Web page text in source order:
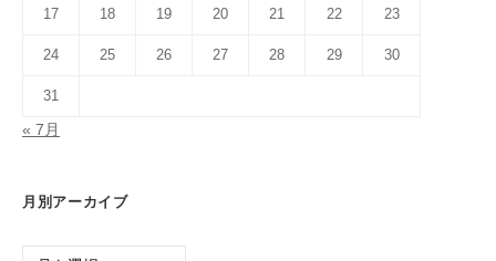
17 18 19 20 21 22 23
24 25 26 27 28 29 30
31
« 7月
月別アーカイブ
月